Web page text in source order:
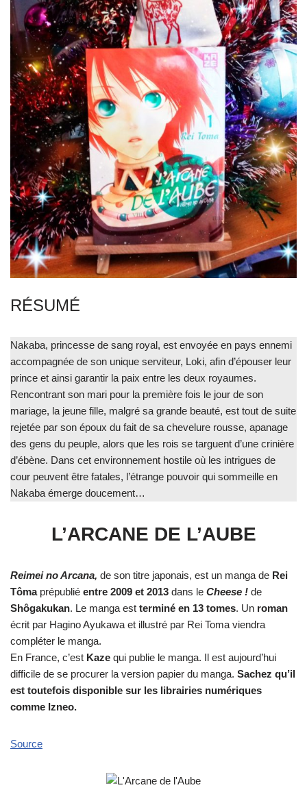
RÉSUMÉ
Nakaba, princesse de sang royal, est envoyée en pays ennemi
accompagnée de son unique serviteur, Loki, afin d’épouser leur
prince et ainsi garantir la paix entre les deux royaumes.
Rencontrant son mari pour la première fois le jour de son
mariage, la jeune fille, malgré sa grande beauté, est tout de suite
rejetée par son époux du fait de sa chevelure rousse, apanage
des gens du peuple, alors que les rois se targuent d’une crinière
d’ébène. Dans cet environnement hostile où les intrigues de
cour peuvent être fatales, l’étrange pouvoir qui sommeille en
Nakaba émerge doucement…
L’ARCANE DE L’AUBE
Reimei no Arcana, de son titre japonais, est un manga de Rei
Tômaprépublié entre 2009 et 2013 dans le Cheese ! de
Shôgakukan. Le manga est terminé en 13 tomes. Un roman
écrit par Hagino Ayukawa et illustré par Rei Toma viendra
compléter le manga.
En France, c’est Kaze qui publie le manga. Il est aujourd’hui
difficile de se procurer la version papier du manga. Sachez qu’il
est toutefois disponible sur les librairies numériques
comme Izneo.
Source